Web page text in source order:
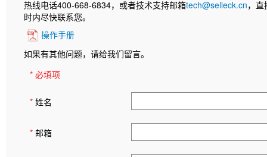
热线电话400-668-6834，或者技术支持邮箱tech@selleck.cn，
时内尽快联系您。
操作手册
如果有其他问题，请给我们留言。
* 必填项
* 姓名
* 邮箱